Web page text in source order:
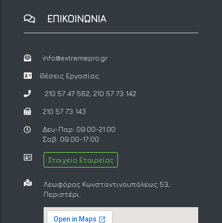
ΕΠΙΚΟΙΝΩΝΙΑ
info@extremepro.gr
Θέσεις Εργασίας
210 57 47 562, 210 57 73 142
210 57 73 143
Δευ-Παρ: 09:00-21:00
Σαβ: 09:00-17:00
Στοιχεία Εταιρείας
Λεωφόρος Κωνσταντινουπόλεως 53,
Περιστέρι.